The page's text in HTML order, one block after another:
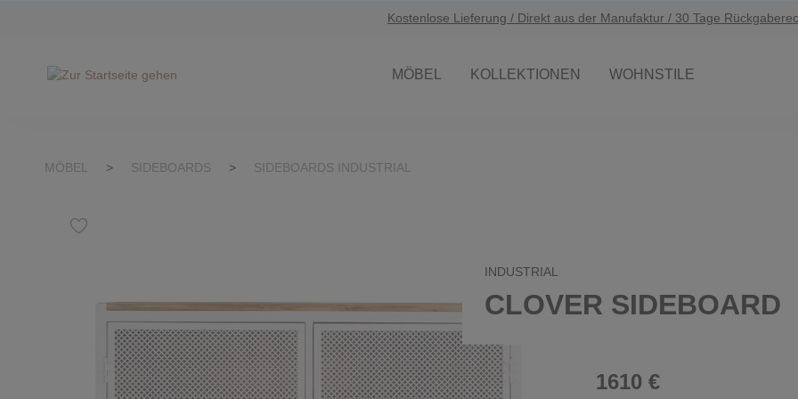
Kostenlose Lieferung / Direkt aus der Manufaktur / 30 Tage
MÖBEL KOLLEKTIONEN WOHNSTILE
MÖBEL > SIDEBOARDS > SIDEBOARDS INDUSTRIAL
INDUSTRIAL
CLOVER SIDEBOARD
1610 €